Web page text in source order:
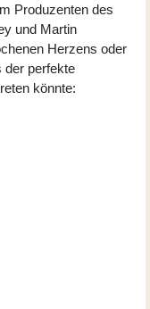
Produzenten des
und Martin
Herzens oder
der perfekte
könnte: